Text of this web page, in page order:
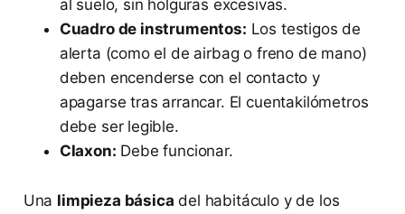
al suelo, sin holguras excesivas.
Cuadro de instrumentos: Los testigos de
alerta (como el de airbag o freno de mano)
deben encenderse con el contacto y
apagarse tras arrancar. El cuentakilómetros
debe ser legible.
Claxon: Debe funcionar.
Una limpieza básica del habitáculo y de los